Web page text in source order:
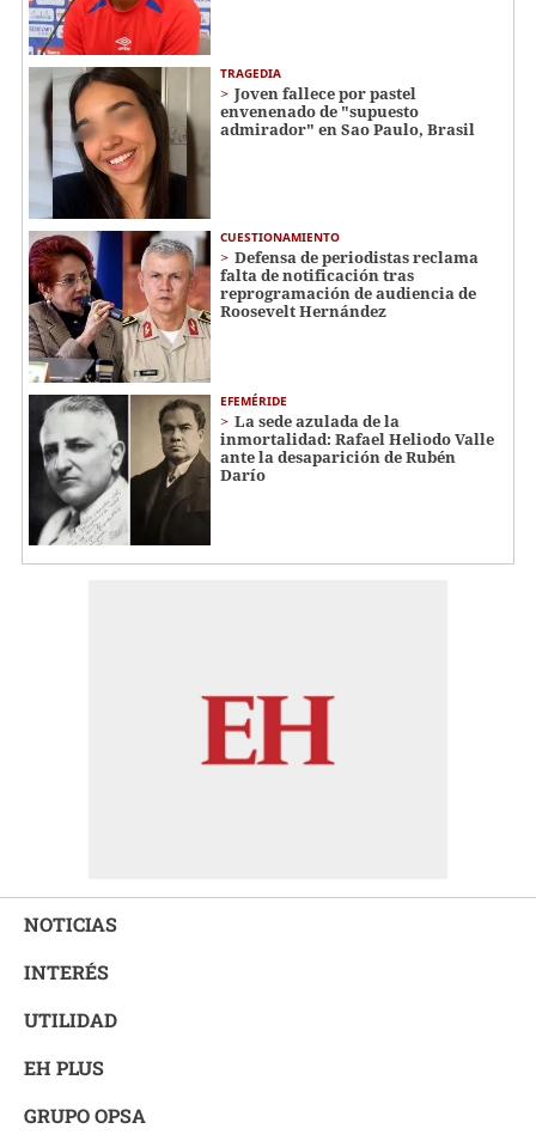
TRAGEDIA
Joven fallece por pastel
envenenado de "supuesto
admirador" en Sao Paulo, Brasil
CUESTIONAMIENTO
Defensa de periodistas reclama
falta de notificación tras
reprogramación de audiencia de
Roosevelt Hernández
EFEMÉRIDE
La sede azulada de la
inmortalidad: Rafael Heliodo Valle
ante la desaparición de Rubén
Darío
NOTICIAS
INTERÉS
UTILIDAD
EH PLUS
GRUPO OPSA